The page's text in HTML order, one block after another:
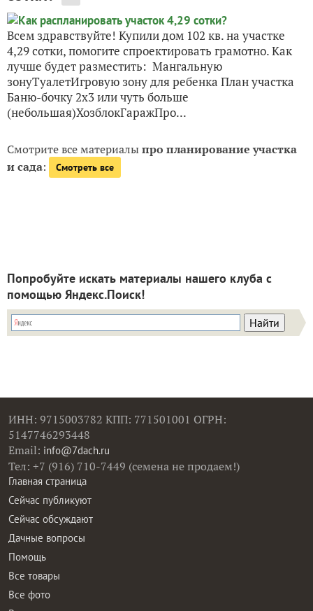
Всем здравствуйте! Купили дом 102 кв. на участке
4,29 сотки, помогите спроектировать грамотно. Как
лучше будет разместить: Мангальную
зонуТуалетИгровую зону для ребенка План участка
Баню-бочку 2х3 или чуть больше
(небольшая)ХозблокГаражПро...
Смотрите все материалыпро планирование участка
и сада: Смотреть все
Попробуйте искать материалы нашего клуба с
помощью Яндекс.Поиск!
ИНН: 9715003782 КПП: 771501001 ОГРН:
5147746293448
Email: info@7dach.ru
Тел: +7 (916) 710-7449 (семена не продаем!)
Главная страница
Сейчас публикуют
Сейчас обсуждают
Дачные вопросы
Помощь
Все товары
Все фото